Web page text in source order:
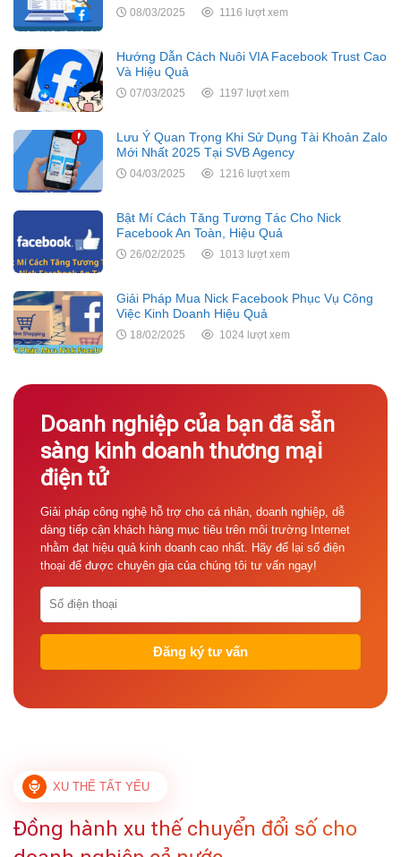
08/03/2025 1116 lượt xem
Hướng Dẫn Cách Nuôi VIA Facebook Trust Cao
Và Hiệu Quả
07/03/2025 1197 lượt xem
Lưu Ý Quan Trọng Khi Sử Dụng Tài Khoản Zalo
Mới Nhất 2025 Tại SVB Agency
04/03/2025 1216 lượt xem
Bật Mí Cách Tăng Tương Tác Cho Nick
Facebook An Toàn, Hiệu Quả
26/02/2025 1013 lượt xem
Giải Pháp Mua Nick Facebook Phục Vụ Công
Việc Kinh Doanh Hiệu Quả
18/02/2025 1024 lượt xem
Doanh nghiệp của bạn đã sẵn
sàng kinh doanh thương mại
điện tử
Giải pháp công nghệ hỗ trợ cho cá nhân, doanh nghiệp, dễ
dàng tiếp cận khách hàng mục tiêu trên môi trường Internet
nhằm đạt hiệu quả kinh doanh cao nhất. Hãy để lại số điện
thoại để được chuyên gia của chúng tôi tư vấn ngay!
XU THẾ TẤT YẾU
Đồng hành xu thế chuyển đổi số cho